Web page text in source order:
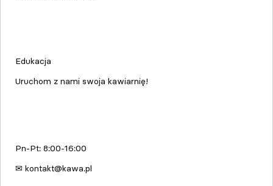
Edukacja
Uruchom z nami swoja kawiarnię!
Pn-Pt: 8:00-16:00
✉ kontakt@kawa.pl